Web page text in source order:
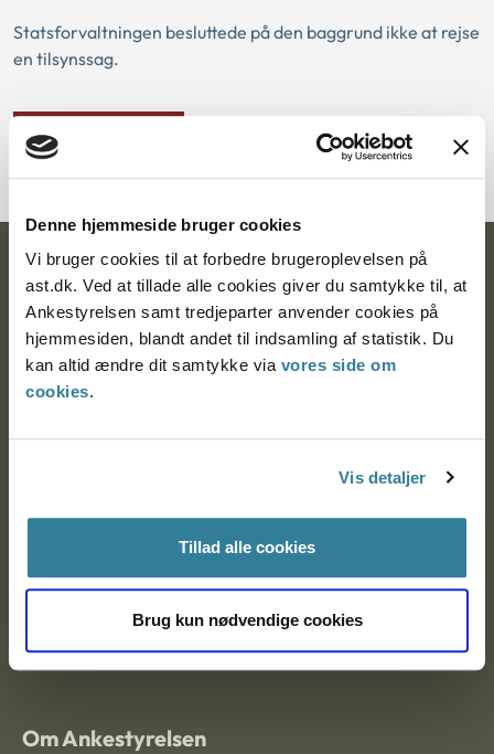
Denne hjemmeside bruger cookies
Vi bruger cookies til at forbedre brugeroplevelsen på
ast.dk. Ved at tillade alle cookies giver du samtykke til, at
Ankestyrelsen samt tredjeparter anvender cookies på
hjemmesiden, blandt andet til indsamling af statistik. Du
kan altid ændre dit samtykke via vores side om
cookies.
Vis detaljer
Tillad alle cookies
Brug kun nødvendige cookies
Statsforvaltningen besluttede på den baggrund ikke at rejse
en tilsynssag.
Download PDF
Ankestyrelsen
Postadresse:
Nytorv 7, 2. sal
9000 Aalborg
Ankestyrelsen København
EAN: 57 98 000 35 48 21
CVR: 1007 4002
Om Ankestyrelsen